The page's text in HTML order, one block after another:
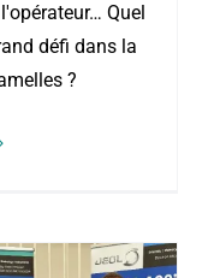
Quel
défi dans la
?